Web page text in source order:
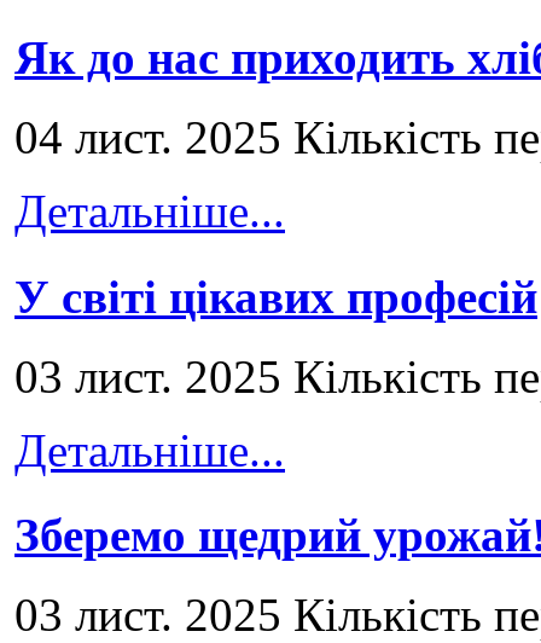
Як до нас приходить
04 лист. 2025 Кількість
Детальніше...
У світі цікавих професій
03 лист. 2025 Кількість
Детальніше...
Зберемо щедрий
03 лист. 2025 Кількість